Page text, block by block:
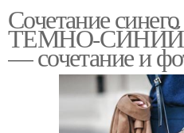
Сочетание
ТЕМНО-СИНИЙ
— сочетание и